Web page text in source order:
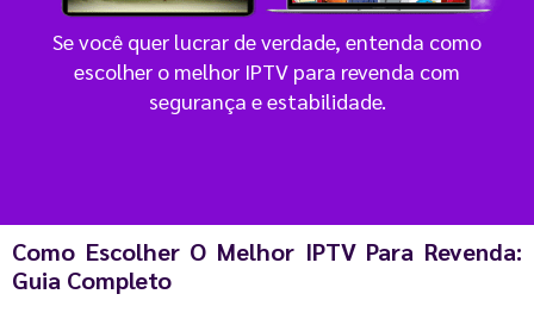
Se você quer lucrar de verdade, entenda como
escolher o melhor IPTV para revenda com
segurança e estabilidade.
Como Escolher O Melhor IPTV Para Revenda:
Guia Completo